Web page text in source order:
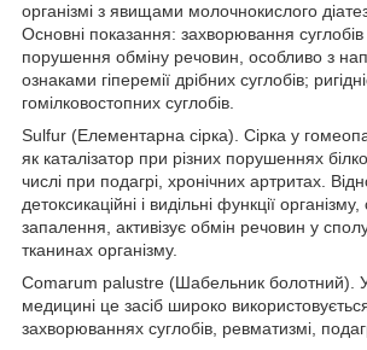
організмі з явищами молочнокислого
Основні показання: захворювання суглобів
порушення обміну речовин, особливо з
ознаками гіперемії дрібних суглобів;
гомілковостопних суглобів.
Sulfur (Елементарна сірка). Сірка у
як каталізатор при різних порушеннях
числі при подагрі, хронічних артритах.
детоксикаційні і видільні функції
запалення, активізує обмін речовин у
тканинах організму.
Comarum palustre (Шабельник болотний).
медицині це засіб широко
захворюваннях суглобів, ревматизмі,